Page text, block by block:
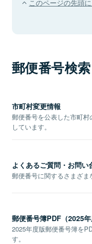
郵便番号検
市町村変更情報
郵便番号を公表した市町
しています。
よくあるご質問・お問い
郵便番号に関するさまざま
郵便番号簿PDF（2025年
2025年度版郵便番号簿を
す。